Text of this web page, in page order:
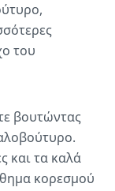
του
βουτώντας
και τα καλά
κορεσμού